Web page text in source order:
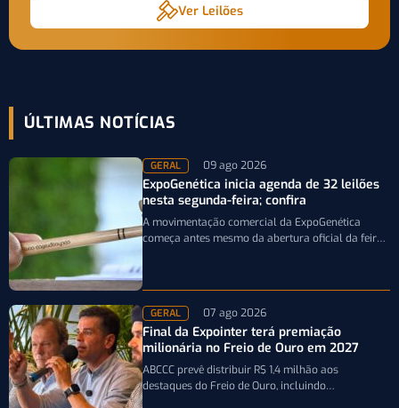
Ver Leilões
ÚLTIMAS NOTÍCIAS
GERAL 09 ago 2026
ExpoGenética inicia agenda de 32 leilões
nesta segunda-feira; confira
A movimentação comercial da ExpoGenética
começa antes mesmo da abertura oficial da feira.
GERAL 07 ago 2026
Final da Expointer terá premiação
milionária no Freio de Ouro em 2027
ABCCC prevê distribuir R$ 1,4 milhão aos
destaques do Freio de Ouro, incluindo